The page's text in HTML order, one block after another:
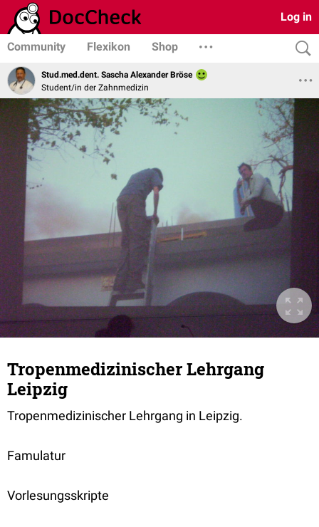
Log in
Community Flexikon Shop
Stud.med.dent. Sascha Alexander Bröse
Student/in der Zahnmedizin
Tropenmedizinischer Lehrgang
Leipzig
Tropenmedizinischer Lehrgang in Leipzig.
Famulatur
Vorlesungsskripte